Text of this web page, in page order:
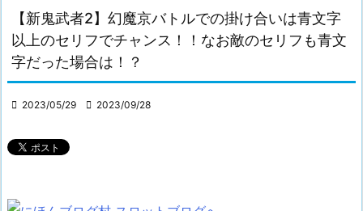
【新鬼武者2】幻魔京バトルでの掛け合いは青文字
以上のセリフでチャンス！！なお敵のセリフも青文
字だった場合は！？
 2023/05/29  2023/09/28